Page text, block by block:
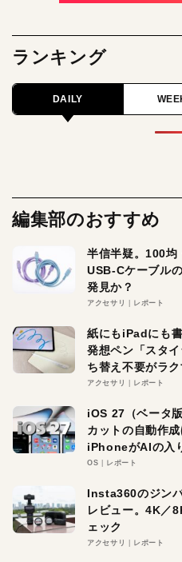
ランキング
DAILY
編集部のおすすめ
半信半疑。100
USB-Cケーブル
発見か？
アクセサリ レポート
紙にもiPadにも
発想ペン「スタ
ち替え不要がラク
アクセサリ レポート
iOS 27（ベータ
カットの自動作
iPhoneがAIの入
OS レポート
Insta360のジン
レビュー。4K／
ェック
アクセサリ レポート